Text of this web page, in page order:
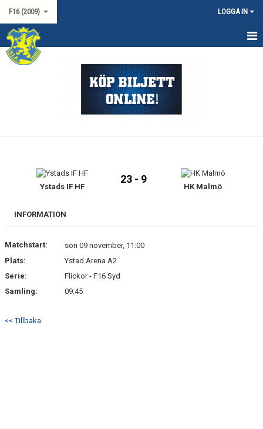
F16 (2009) LOGGA IN
HEM
DOKUMENT
KONTAKT
Ystads IF HF
23 - 9
HK Malmö
INFORMATION
Matchstart:
sön 09 november, 11:00
Plats:
Ystad Arena A2
Serie:
Flickor - F16 Syd
Samling:
09:45
<< Tillbaka